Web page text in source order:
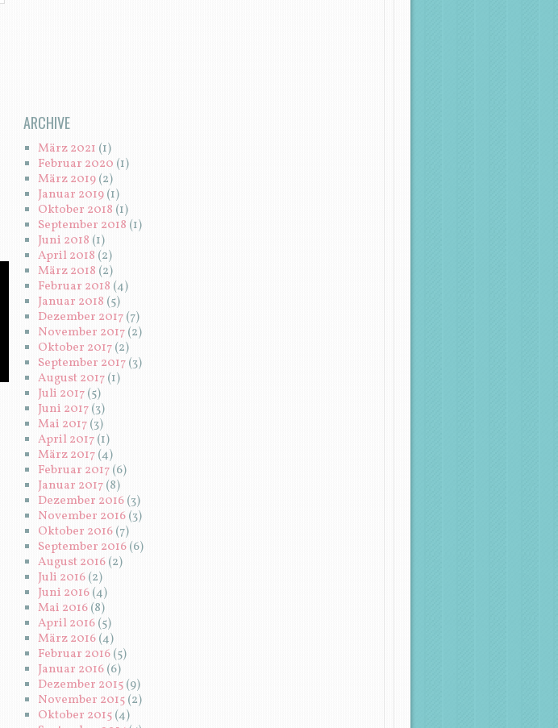
ARCHIVE
März 2021 (1)
Februar 2020 (1)
März 2019(2)
Januar 2019(1)
Oktober 2018 (1)
September 2018 (1)
Juni 2018 (1)
April 2018 (2)
März 2018 (2)
Februar 2018 (4)
Januar 2018 (5)
Dezember 2017(7)
November 2017(2)
Oktober 2017(2)
September 2017(3)
August 2017(1)
Juli 2017(5)
Juni 2017(3)
Mai 2017(3)
April 2017(1)
März 2017(4)
Februar 2017(6)
Januar 2017(8)
Dezember 2016(3)
November 2016(3)
Oktober 2016(7)
September 2016(6)
August 2016(2)
Juli 2016(2)
Juni 2016(4)
Mai 2016(8)
April 2016(5)
März 2016(4)
Februar 2016(5)
Januar 2016(6)
Dezember 2015(9)
November 2015(2)
Oktober 2015(4)